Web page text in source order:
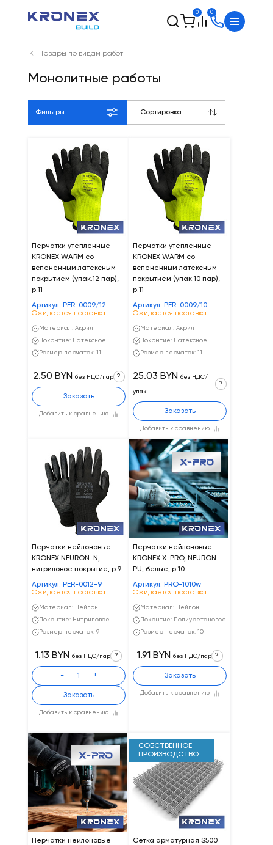
0 0
Товары по видам работ
Монолитные работы
Фильтры - Сортировка -
Перчатки утепленные
KRONEX WARM со
вспененным латексным
покрытием (упак.12 пар),
р.11
Артикул: PER-0009/12
Ожидается поставка
Материал: Акрил
Покрытие: Латексное
Размер перчаток: 11
Добавить к сравнению
2.50 BYN без НДС/пар ?
Заказать
Перчатки утепленные
KRONEX WARM со
вспененным латексным
покрытием (упак.10 пар),
р.11
Артикул: PER-0009/10
Ожидается поставка
Материал: Акрил
Покрытие: Латексное
Размер перчаток: 11
Добавить к сравнению
25.03 BYN без НДС/
упак
?
Заказать
Перчатки нейлоновые
KRONEX NEURON-N,
нитриловое покрытие, р.9
Артикул: PER-0012-9
Ожидается поставка
Материал: Нейлон
Покрытие: Нитриловое
Размер перчаток: 9
Добавить к сравнению
1.13 BYN без НДС/пар ?
- +
Заказать
Перчатки нейлоновые
KRONEX X-PRO, NEURON-
PU, белые, р.10
Артикул: PRO-1010w
Ожидается поставка
Материал: Нейлон
Покрытие: Полиуретановое
Размер перчаток: 10
Добавить к сравнению
1.91 BYN без НДС/пар ?
Заказать
Перчатки нейлоновые
СОБСТВЕННОЕ
ПРОИЗВОДСТВО
Сетка арматурная S500